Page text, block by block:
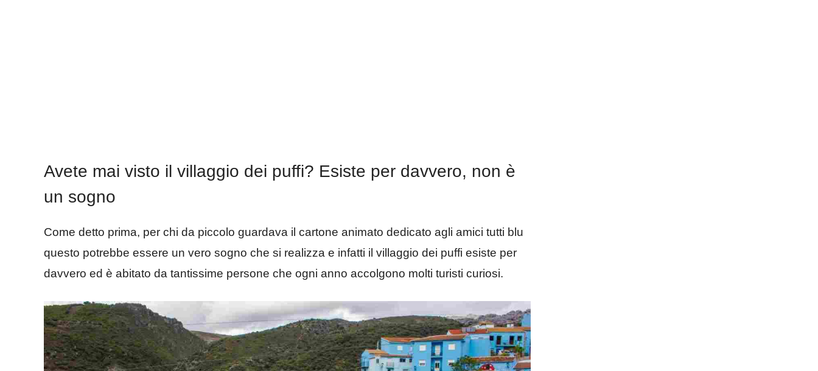
Avete mai visto il villaggio dei puffi? Esiste per davvero, non è
un sogno
Come detto prima, per chi da piccolo guardava il cartone animato dedicato agli amici tutti blu
questo potrebbe essere un vero sogno che si realizza e infatti il villaggio dei puffi esiste per
davvero ed è abitato da tantissime persone che ogni anno accolgono molti turisti curiosi.